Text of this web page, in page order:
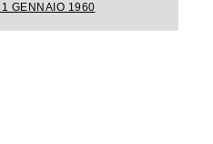
GENNAIO 1960